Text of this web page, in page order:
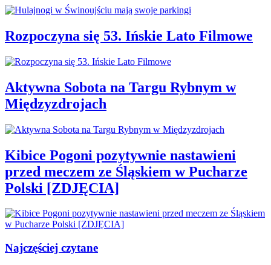
Rozpoczyna się 53. Ińskie Lato Filmowe
Aktywna Sobota na Targu Rybnym w
Międzyzdrojach
Kibice Pogoni pozytywnie nastawieni
przed meczem ze Śląskiem w Pucharze
Polski [ZDJĘCIA]
Najczęściej czytane